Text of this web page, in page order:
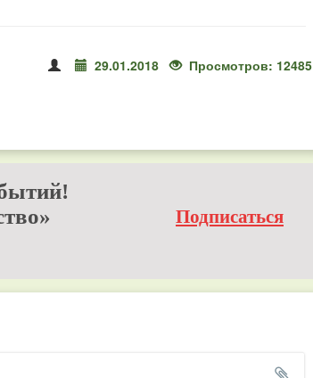
29.01.2018 Просмотров: 12485
Подписаться